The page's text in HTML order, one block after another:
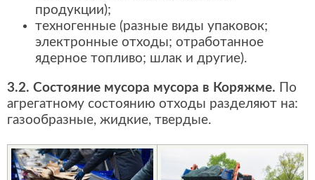
продукции);
техногенные (разные виды упаковок;
электронные отходы; отработанное
ядерное топливо; шлак и другие).
3.2. Состояние мусора мусора в Коряжме. По
агрегатному состоянию отходы разделяют на:
газообразные, жидкие, твердые.